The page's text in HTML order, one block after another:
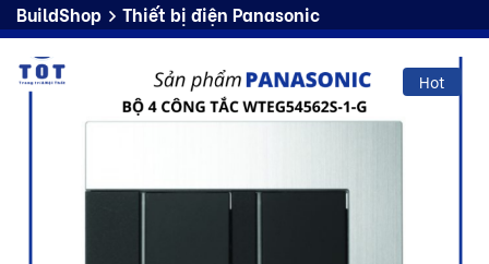
BuildShop Thiết bị điện Panasonic
Hot